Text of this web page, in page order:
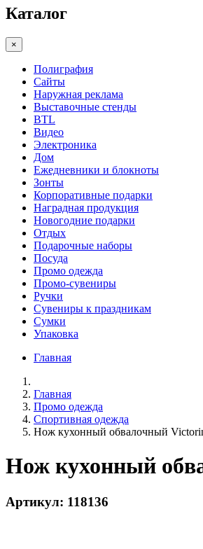
Каталог
×
Полиграфия
Сайты
Наружная реклама
Выставочные стенды
BTL
Видео
Электроника
Дом
Ежедневники и блокноты
Зонты
Корпоративные подарки
Наградная продукция
Новогодние подарки
Отдых
Подарочные наборы
Посуда
Промо одежда
Промо-сувениры
Ручки
Сувениры к праздникам
Сумки
Упаковка
Главная
Главная
Промо одежда
Спортивная одежда
Нож кухонный обвалочный
Нож кухонный
Артикул: 118136